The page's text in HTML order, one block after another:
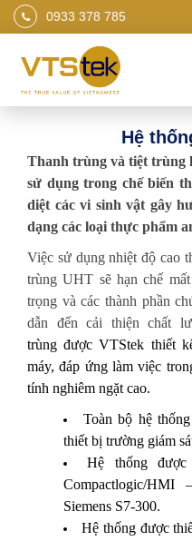
0933 378 785
Hệ
Thanh trùng và tiệt trùng
sử dụng trong chế biến
diệt các vi sinh vật gây
dạng các loại thực phẩm
Việc sử dụng nhiệt độ cao
trùng UHT sẽ hạn chế
trọng và các thành phần
dẫn đến cải thiện chất
trùng được VTStek thiết
máy, đáp ứng làm việc
tính nghiêm ngặt cao.
Toàn bộ hệ
thiết bị trường giám
Hệ thống
Compactlogic/
Siemens S7-300.
Hệ thống được